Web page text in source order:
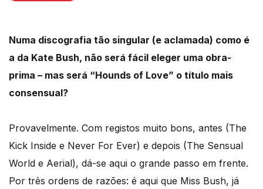
Numa discografia tão singular (e aclamada) como é
a da Kate Bush, não será fácil eleger uma obra-
prima – mas será “Hounds of Love” o título mais
consensual?
Provavelmente. Com registos muito bons, antes (The
Kick Inside e Never For Ever) e depois (The Sensual
World e Aerial), dá-se aqui o grande passo em frente.
Por três ordens de razões: é aqui que Miss Bush, já